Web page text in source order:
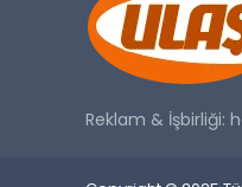
Reklam & İşbirliği: